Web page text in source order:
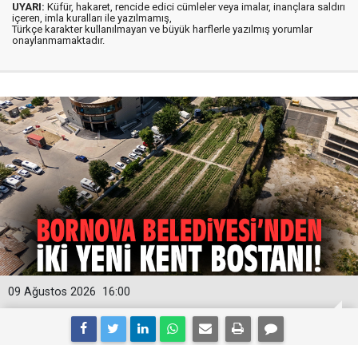
UYARI: Küfür, hakaret, rencide edici cümleler veya imalar, inançlara saldırı
içeren, imla kuralları ile yazılmamış,
Türkçe karakter kullanılmayan ve büyük harflerle yazılmış yorumlar
onaylanmamaktadır.
16:00
09 Ağustos 2026